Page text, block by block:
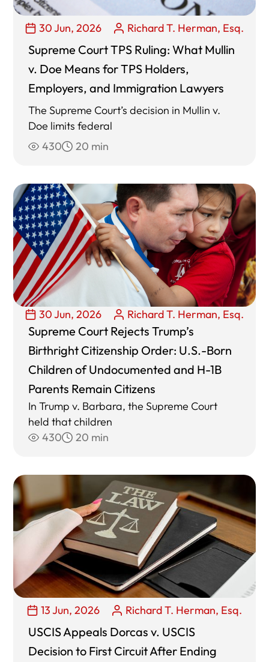
30 Jun, 2026 Richard T. Herman, Esq.
Supreme Court TPS Ruling: What Mullin
v. Doe Means for TPS Holders,
Employers, and Immigration Lawyers
The Supreme Court’s decision in Mullin v.
Doe limits federal
430
20 min
30 Jun, 2026 Richard T. Herman, Esq.
Supreme Court Rejects Trump’s
Birthright Citizenship Order: U.S.-Born
Children of Undocumented and H-1B
Parents Remain Citizens
In Trump v. Barbara, the Supreme Court
held that children
430
20 min
13 Jun, 2026 Richard T. Herman, Esq.
USCIS Appeals Dorcas v. USCIS
Decision to First Circuit After Ending